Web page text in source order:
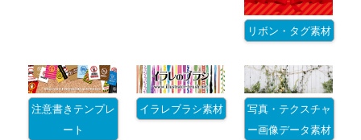
リボン・タグ素材
注意書きテンプレ
ート
イラレブラシ素材
写真・テクスチャ
ー画像データ素材